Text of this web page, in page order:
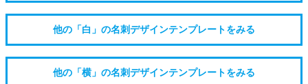
他の「白」の名刺デザインテンプレートをみる
他の「横」の名刺デザインテンプレートをみる